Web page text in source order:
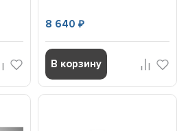
8 640 ₽
В корзину